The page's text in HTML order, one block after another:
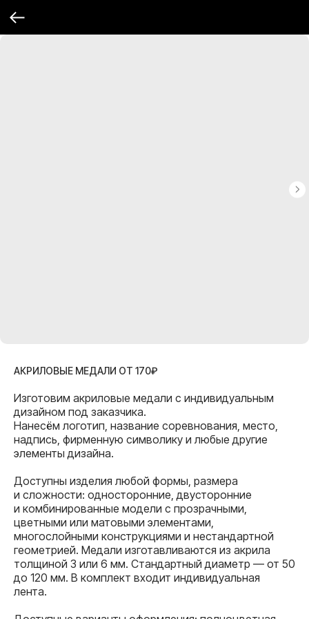
АКРИЛОВЫЕ МЕДАЛИ ОТ 170₽
Изготовим акриловые медали с индивидуальным
дизайном под заказчика.
Нанесём логотип, название соревнования, место,
надпись, фирменную символику и любые другие
элементы дизайна.
Доступны изделия любой формы, размера
и сложности: односторонние, двусторонние
и комбинированные модели с прозрачными,
цветными или матовыми элементами,
многослойными конструкциями и нестандартной
геометрией. Медали изготавливаются из акрила
толщиной 3 или 6 мм. Стандартный диаметр — от 50
до 120 мм. В комплект входит индивидуальная
лента.